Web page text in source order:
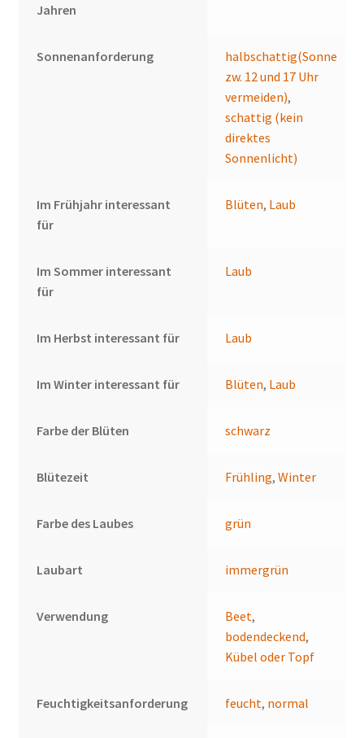
Jahren
Sonnenanforderung
halbschattig(Sonne
zw. 12 und 17 Uhr
vermeiden),
schattig (kein
direktes
Sonnenlicht)
Im Frühjahr interessant
für
Blüten, Laub
Im Sommer interessant
für
Laub
Im Herbst interessant für Laub
Im Winter interessant für Blüten, Laub
Farbe der Blüten schwarz
Blütezeit Frühling,Winter
Farbe des Laubes grün
Laubart immergrün
Verwendung Beet,
bodendeckend,
Kübel oder Topf
Feuchtigkeitsanforderung feucht, normal